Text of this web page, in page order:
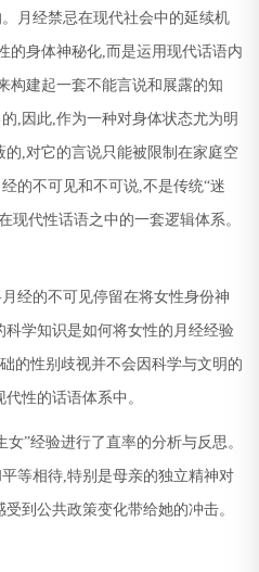
月经禁忌在现代社会中的延续机
的身体神秘化,而是运用现代话语内
构建起一套不能言说和展露的知
, 因此,作为一种对身体状态尤为明
的,对它的言说只能被限制在家庭空
的不可见和不可说,不是传统“迷
现代性话语之中的一套逻辑体系。
经的不可见停留在将女性身份神
科学知识是如何将女性的月经经验
的性别歧视并不会因科学与文明的
性的话语体系中。
女”经验进行了直率的分析与反思。
等相待,特别是母亲的独立精神对
到公共政策变化带给她的冲击。